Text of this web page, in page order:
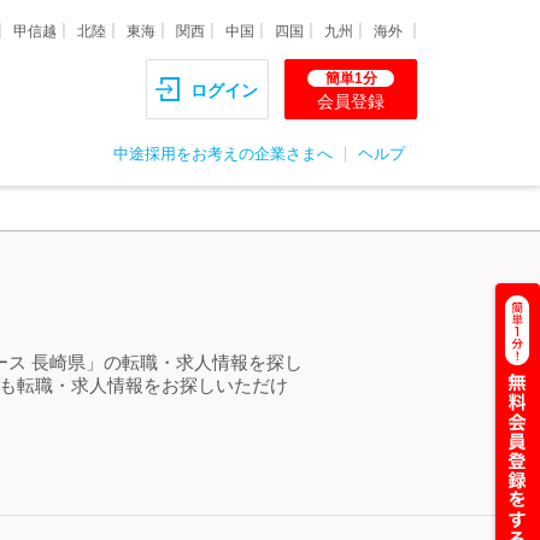
甲信越 北陸 東海 関西 中国 四国 九州 海外
ログイン
簡単1分
会員登録
中途採用をお考えの企業さまへ ヘルプ
長崎県」の転職・求人情報を探し
転職・求人情報をお探しいただけ